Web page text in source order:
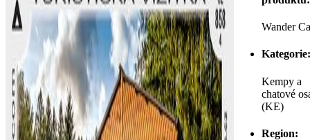
Wander
Kategorie:
Kempy a
chatové
(KE)
Region: